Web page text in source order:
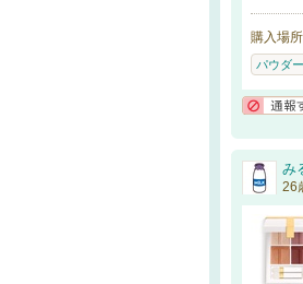
購入場所
パウダ
み
26